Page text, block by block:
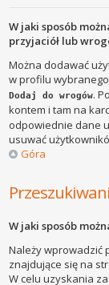
W jaki sposób
przyjaciół lub
Można dodawać
w profilu
Dodaj do wrogów.
kontem i tam na
odpowiednie dane
usuwać
Góra
W jaki sposób
Należy wprowadzić
znajdujące się na
W celu uzyskania